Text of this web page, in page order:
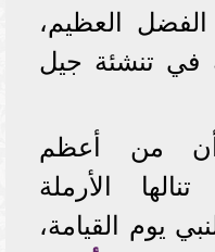
العظيم،
في تنشئة جيل
من أعظم
الأرملة
يوم القيامة،